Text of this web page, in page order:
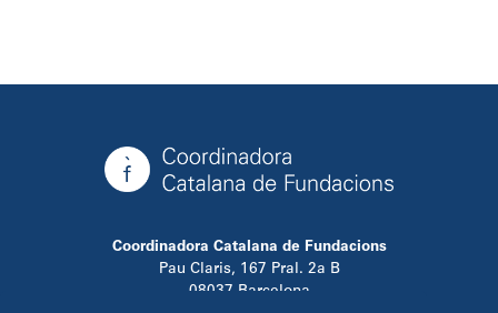
Coordinadora Catalana de Fundacions
Pau Claris, 167 Pral. 2a B
08037 Barcelona